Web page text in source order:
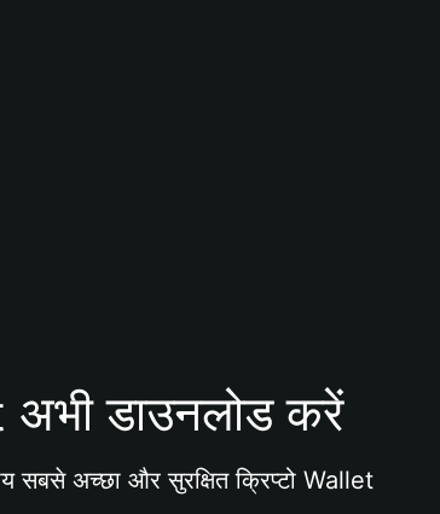
डाउनलोड करें
सबसे अच्छा और सुरक्षित क्रिप्टो Wallet